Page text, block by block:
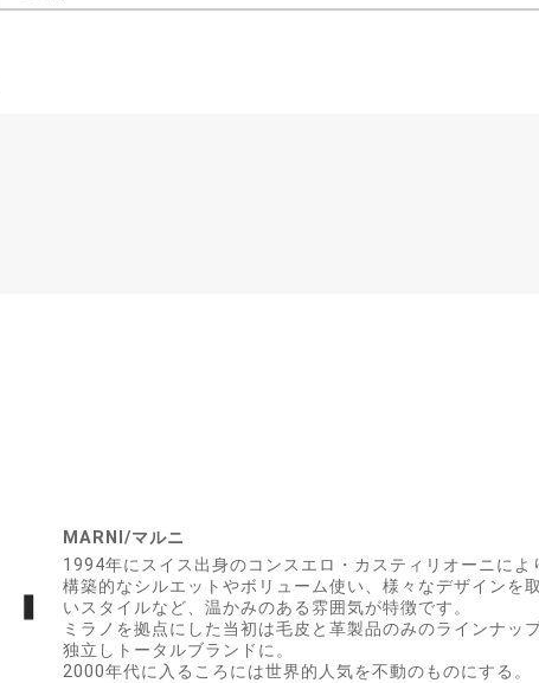
MARNI/マルニ
1994年にスイス出身のコンスエロ・カスティリオーニによ
構築的なシルエットやボリューム使い、様々なデザインを
いスタイルなど、温かみのある雰囲気が特徴です。
ミラノを拠点にした当初は毛皮と革製品のみのラインナッ
独立しトータルブランドに。
2000年代に入るころには世界的人気を不動のものにする。